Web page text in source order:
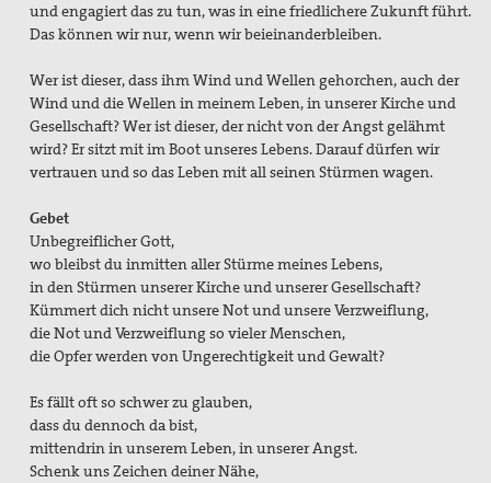
und engagiert das zu tun, was in eine friedlichere Zukunft führt.
Das können wir nur, wenn wir beieinanderbleiben.
Wer ist dieser, dass ihm Wind und Wellen gehorchen, auch der
Wind und die Wellen in meinem Leben, in unserer Kirche und
Gesellschaft? Wer ist dieser, der nicht von der Angst gelähmt
wird? Er sitzt mit im Boot unseres Lebens. Darauf dürfen wir
vertrauen und so das Leben mit all seinen Stürmen wagen.
Gebet
Unbegreiflicher Gott,
wo bleibst du inmitten aller Stürme meines Lebens,
in den Stürmen unserer Kirche und unserer Gesellschaft?
Kümmert dich nicht unsere Not und unsere Verzweiflung,
die Not und Verzweiflung so vieler Menschen,
die Opfer werden von Ungerechtigkeit und Gewalt?
Es fällt oft so schwer zu glauben,
dass du dennoch da bist,
mittendrin in unserem Leben, in unserer Angst.
Schenk uns Zeichen deiner Nähe,